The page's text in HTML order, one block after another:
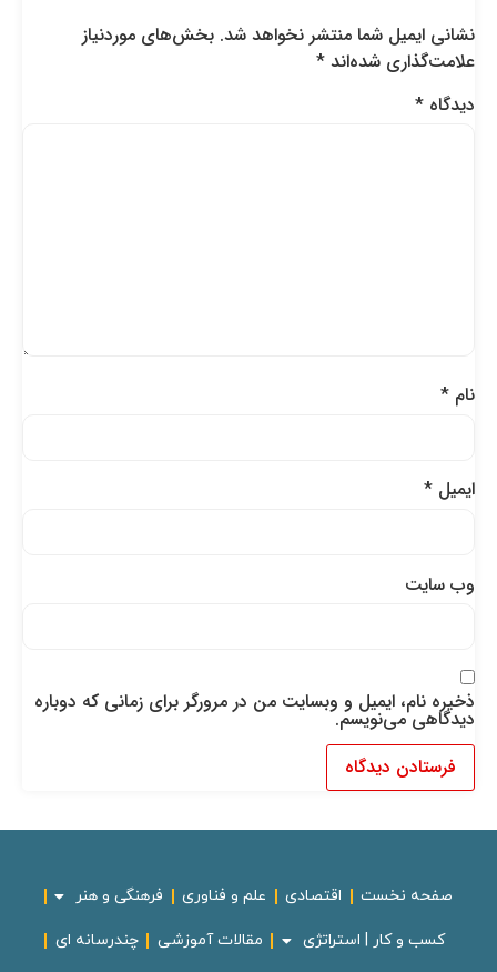
نشانی ایمیل شما منتشر نخواهد شد. بخش‌های موردنیاز
علامت‌گذاری شده‌اند*
دیدگاه*
نام*
ایمیل*
وب‌ سایت
ذخیره نام، ایمیل و وبسایت من در مرورگر برای زمانی که دوباره
دیدگاهی می‌نویسم.
صفحه نخست اقتصادی علم و فناوری فرهنگی و هنر
کسب و کار | استراتژی مقالات آموزشی چندرسانه ای